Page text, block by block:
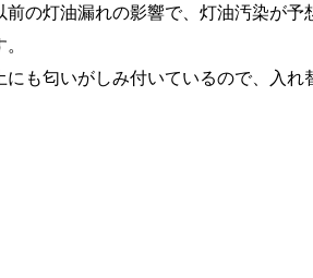
前の灯油漏れの影響で、灯油汚染が予
にも匂いがしみ付いているので、入れ